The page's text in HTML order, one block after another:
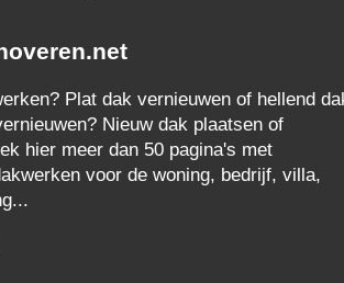
Plat dak vernieuwen of hellend
Nieuw dak plaatsen of
hier meer dan 50 pagina's met
voor de woning, bedrijf, villa,